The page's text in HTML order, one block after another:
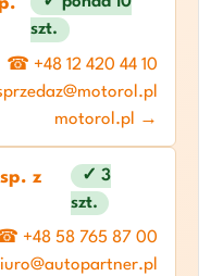
szt.
☎ +48 12 420 44 10
motorol.pl →
z
✓ 3
szt.
+48 58 765 87 00